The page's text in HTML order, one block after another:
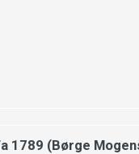
1789 (Børge